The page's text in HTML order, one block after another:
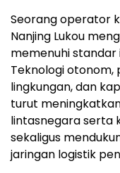
Seorang operator
Nanjing Lukou
memenuhi standar
Teknologi
lingkungan, dan
turut
lintasnegara serta
sekaligus
jaringan logistik